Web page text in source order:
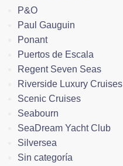
P&O
Paul Gauguin
Ponant
Puertos de Escala
Regent Seven Seas
Riverside Luxury Cruises
Scenic Cruises
Seabourn
SeaDream Yacht Club
Silversea
Sin categoría